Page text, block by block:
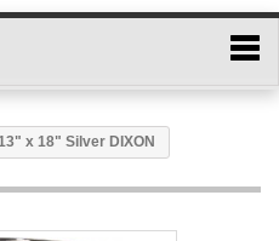
x 18" Silver DIXON